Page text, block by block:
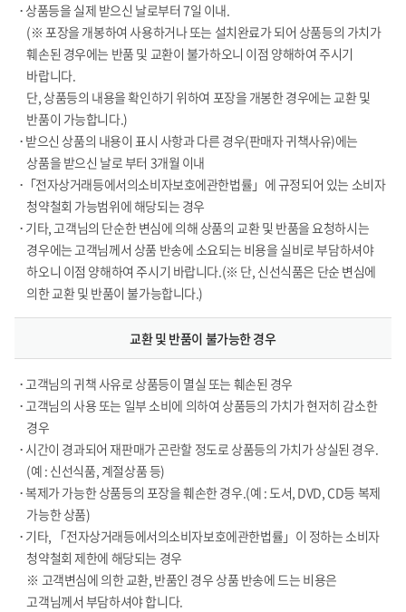
• 상품등을 실제 받으신 날로부터 7일 이내.
(※ 포장을 개봉하여 사용하거나 또는 설치완료가 되어 상품등의 가치가
훼손된 경우에는 반품 및 교환이 불가하오니 이점 양해하여 주시기
바랍니다.
단, 상품등의 내용을 확인하기 위하여 포장을 개봉한 경우에는 교환 및
반품이 가능합니다.)
• 받으신 상품의 내용이 표시 사항과 다른 경우(판매자 귀책사유)에는
상품을 받으신 날로 부터 3개월 이내
•「전자상거래등에서의소비자보호에관한법률」에 규정되어 있는 소비자
청약철회 가능범위에 해당되는 경우
• 기타, 고객님의 단순한 변심에 의해 상품의 교환 및 반품을 요청하시는
경우에는 고객님께서 상품 반송에 소요되는 비용을 실비로 부담하셔야
하오니 이점 양해하여 주시기 바랍니다.(※ 단, 신선식품은 단순 변심에
의한 교환 및 반품이 불가능합니다.)
교환 및 반품이 불가능한 경우
• 고객님의 귀책 사유로 상품등이 멸실 또는 훼손된 경우
• 고객님의 사용 또는 일부 소비에 의하여 상품등의 가치가 현저히 감소한
경우
• 시간이 경과되어 재판매가 곤란할 정도로 상품등의 가치가 상실된 경우.
(예 : 신선식품, 계절상품 등)
• 복제가 가능한 상품등의 포장을 훼손한 경우.(예 : 도서, DVD, CD등 복제
가능한 상품)
• 기타, 「전자상거래등에서의소비자보호에관한법률」이 정하는 소비자
청약철회 제한에 해당되는 경우
※ 고객변심에 의한 교환, 반품인 경우 상품 반송에 드는 비용은
고객님께서 부담하셔야 합니다.